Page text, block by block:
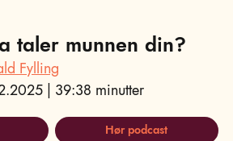
taler munnen din?
Fylling
| 39:38 minutter
Hør podcast